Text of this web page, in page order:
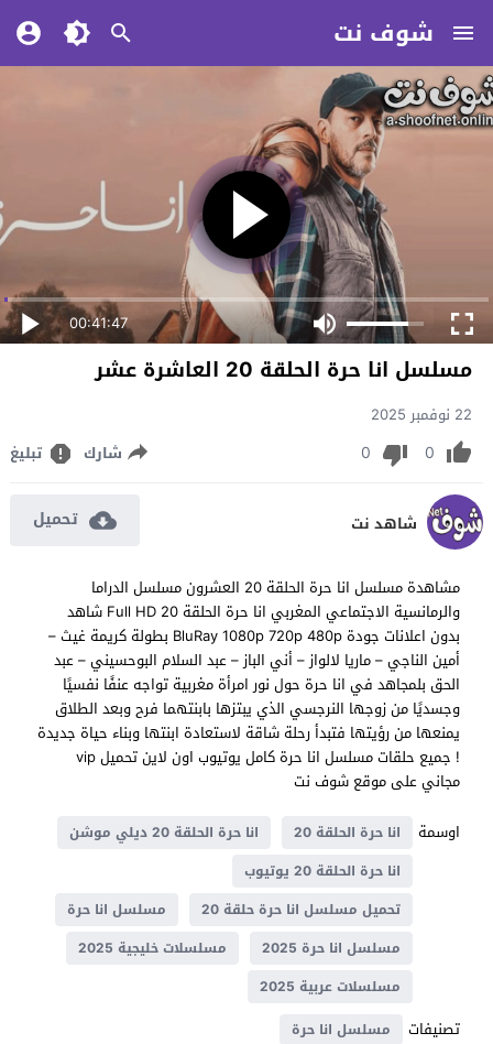
شوف نت
00:41:47
مسلسل انا حرة الحلقة 20 العاشرة عشر
22 نوفمبر 2025
0
0 شارك تبليغ
شاهد نت تحميل
مشاهدة مسلسل انا حرة الحلقة 20 العشرون مسلسل الدراما
والرمانسية الاجتماعي المغربي انا حرة الحلقة 20 Full HD شاهد
بدون اعلانات جودة BluRay 1080p 720p 480p بطولة كريمة غيث –
أمين الناجي – ماريا لالواز – أني الباز – عبد السلام البوحسيني – عبد
الحق بلمجاهد في انا حرة حول نور امرأة مغربية تواجه عنفًا نفسيًا
وجسديًا من زوجها النرجسي الذي يبتزها بابنتهما فرح وبعد الطلاق
يمنعها من رؤيتها فتبدأ رحلة شاقة لاستعادة ابنتها وبناء حياة جديدة
! جميع حلقات مسلسل انا حرة كامل يوتيوب اون لاين تحميل vip
مجاني على موقع شوف نت
اوسمة
انا حرة الحلقة 20
انا حرة الحلقة 20 ديلي موشن
انا حرة الحلقة 20 يوتيوب
تحميل مسلسل انا حرة حلقة 20
مسلسل انا حرة
مسلسل انا حرة 2025
مسلسلات خليجية 2025
مسلسلات عربية 2025
تصنيفات مسلسل انا حرة